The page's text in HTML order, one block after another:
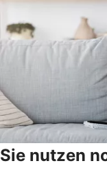
Sie nutzen